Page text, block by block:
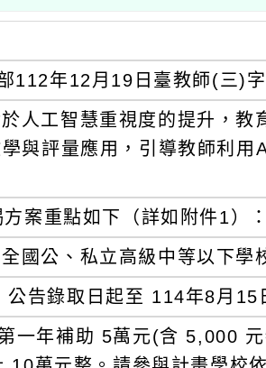
112年12月19日臺教師(三)
人工智慧重視度的提升，
與評量應用，引導教師利
方案重點如下（詳如附件1）：
國公、私立高級中等以下學
公告錄取日起至 114年8月15
一年補助 5萬元(含 5,000